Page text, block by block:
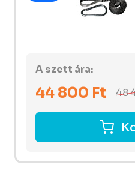
A szett ára:
44 800 Ft 48